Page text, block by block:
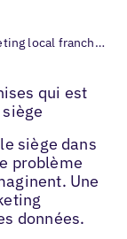
Marketing local franchise
qui est
siège dans
problème
Une
données.